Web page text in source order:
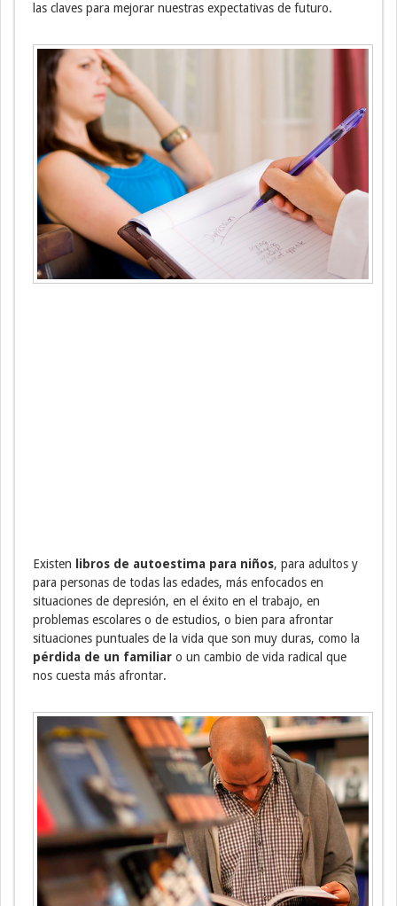
las claves para mejorar nuestras expectativas de futuro.
Existen libros de autoestima para niños, para adultos y
para personas de todas las edades, más enfocados en
situaciones de depresión, en el éxito en el trabajo, en
problemas escolares o de estudios, o bien para afrontar
situaciones puntuales de la vida que son muy duras, como la
pérdida de un familiar o un cambio de vida radical que
nos cuesta más afrontar.